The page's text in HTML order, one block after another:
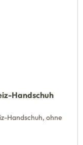
Handschuh
Handschuh, ohne